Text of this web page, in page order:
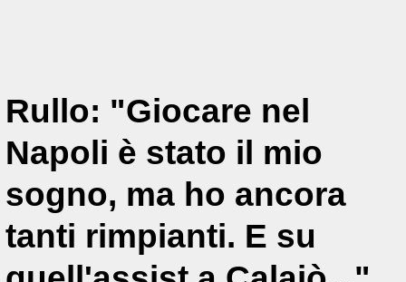
Rullo: "Giocare nel
Napoli è stato il mio
sogno, ma ho ancora
tanti rimpianti. E su